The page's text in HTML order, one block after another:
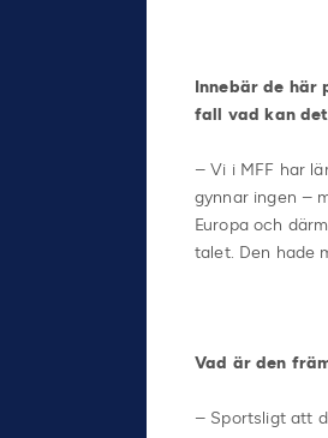
Innebär de här
fall vad kan
– Vi i MFF har
gynnar ingen –
Europa och
talet. Den hade
Vad är den
– Sportsligt att